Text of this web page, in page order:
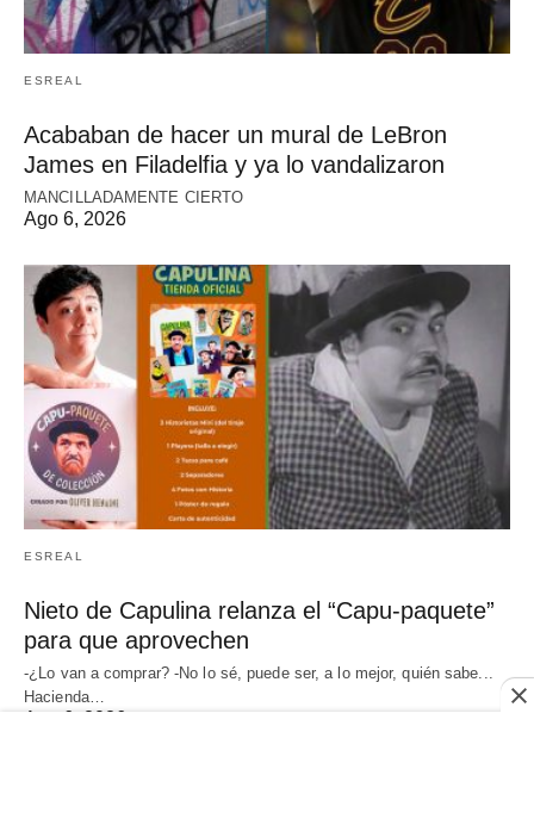
ESREAL
Acababan de hacer un mural de LeBron
James en Filadelfia y ya lo vandalizaron
MANCILLADAMENTE CIERTO
Ago 6, 2026
ESREAL
Nieto de Capulina relanza el “Capu-paquete”
para que aprovechen
-¿Lo van a comprar? -No lo sé, puede ser, a lo mejor, quién sabe...
Hacienda…
Ago 6, 2026